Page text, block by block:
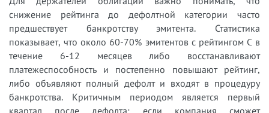
снижение рейтинга до дефолтной категории часто
предшествует банкротству эмитента. Статистика
показывает, что около 60-70% эмитентов с рейтингом C в
течение 6-12 месяцев либо восстанавливают
платежеспособность и постепенно повышают рейтинг,
либо объявляют полный дефолт и входят в процедуру
банкротства. Критичным периодом является первый
квартал после дефолта: если компания сможет